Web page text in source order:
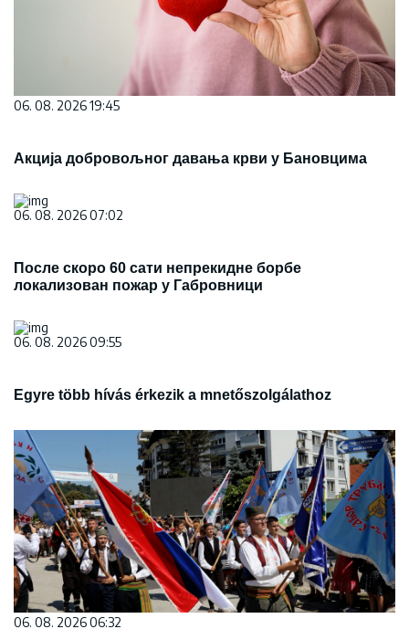
06. 08. 2026 19:45
Акција добровољног давања крви у Бановцима
06. 08. 2026 07:02
После скоро 60 сати непрекидне борбе
локализован пожар у Габровници
06. 08. 2026 09:55
Egyre több hívás érkezik a mnetőszolgálathoz
06. 08. 2026 06:32